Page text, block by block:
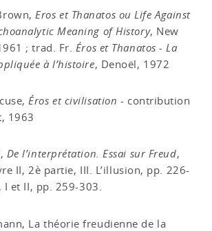
Eros et Thanatos ou Life Against
Meaning of History, New
; trad. Fr. Éros et Thanatos - La
à l’histoire, Denoël, 1972
Éros et civilisation - contribution
1963
De l’interprétation. Essai sur Freud,
II, 2è partie, III. L’illusion, pp. 226-
I et II, pp. 259-303.
La théorie freudienne de la